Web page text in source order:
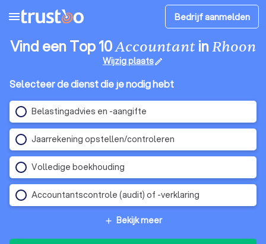
menu Bedrijf aanmelden
Vind een Top 10AccountantinRhoon
Wijzig plaatsedit
Selecteer de dienst die je nodig hebt
Belastingadvies en -aangifte
Jaarrekening opstellen/controleren
Volledige boekhouding
Accountantscontrole (audit) of -verklaring
add Bekijk meer